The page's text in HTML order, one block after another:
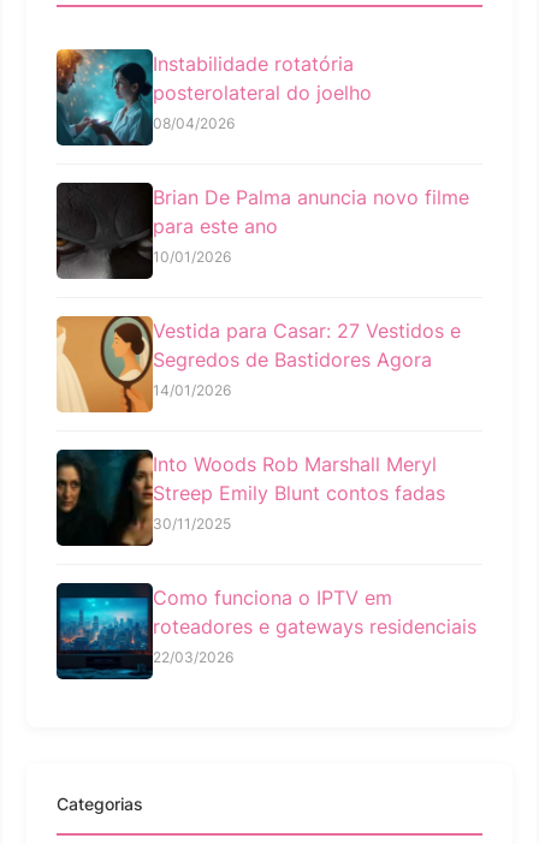
Instabilidade rotatória
posterolateral do joelho
08/04/2026
Brian De Palma anuncia novo filme
para este ano
10/01/2026
Vestida para Casar: 27 Vestidos e
Segredos de Bastidores Agora
14/01/2026
Into Woods Rob Marshall Meryl
Streep Emily Blunt contos fadas
30/11/2025
Como funciona o IPTV em
roteadores e gateways residenciais
22/03/2026
Categorias